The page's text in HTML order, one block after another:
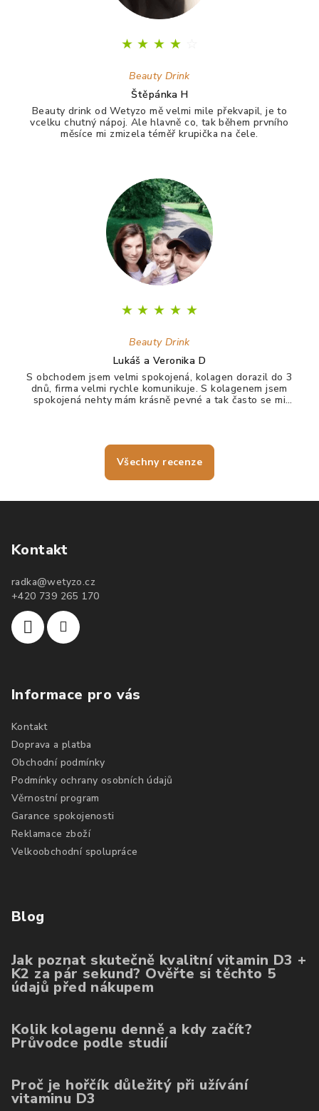
★ ★ ★ ★
Beauty Drink
Štěpánka H
Beauty drink od Wetyzo mě velmi mile překvapil, je to
vcelku chutný nápoj. Ale hlavně co, tak během prvního
měsíce mi zmizela téměř krupička na čele.
★ ★ ★ ★ ★
Beauty Drink
Lukáš a Veronika D
S obchodem jsem velmi spokojená, kolagen dorazil do 3
dnů, firma velmi rychle komunikuje. S kolagenem jsem
spokojená nehty mám krásně pevné a tak často se mi
Všechny recenze
Kontakt
radka@wetyzo.cz
+420 739 265 170
Informace pro vás
Kontakt
Doprava a platba
Obchodní podmínky
Podmínky ochrany osobních údajů
Věrnostní program
Garance spokojenosti
Reklamace zboží
Velkoobchodní spolupráce
Blog
Jak poznat skutečně kvalitní vitamin D3 +
K2 za pár sekund? Ověřte si těchto 5
údajů před nákupem
Kolik kolagenu denně a kdy začít?
Průvodce podle studií
Proč je hořčík důležitý při užívání
vitaminu D3